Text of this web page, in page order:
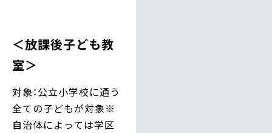
＜放課後子ども教
室＞
対象：公立小学校に通う
全ての子どもが対象※
自治体によっては学区